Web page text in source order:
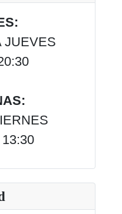
JUEVES